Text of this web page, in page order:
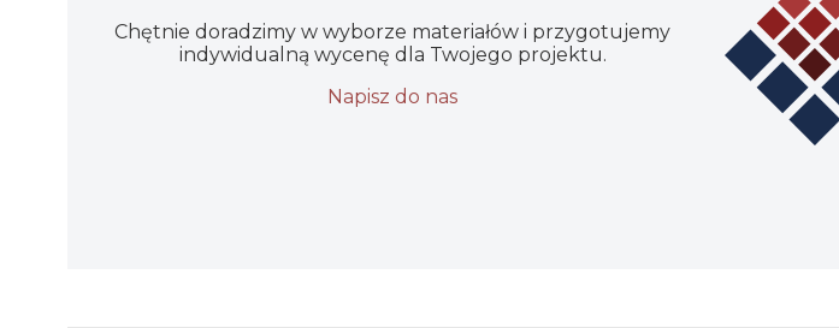
Chętnie doradzimy w wyborze materiałów i przygotujemy
indywidualną wycenę dla Twojego projektu.
Napisz do nas